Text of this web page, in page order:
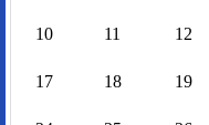
10 11 12
17 18 19